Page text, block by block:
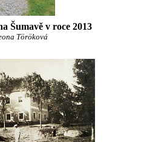
Šumavě v roce 2013
Töröková